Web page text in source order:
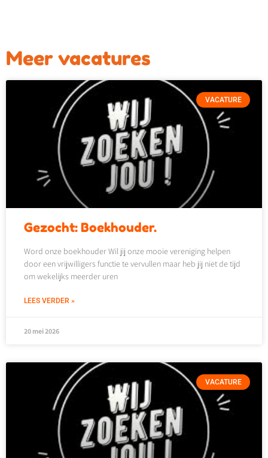
Meer vacatures
VACATURE
Gezocht: Boekhouder.
Word onze boekhouder Wil jij onze mooie vereniging helpen
door een vrijwilligers functie te vervullen maar heb jij niet de tijd
om wekelijks meerder uren
LEES VERDER »
20 mei 2026
VACATURE